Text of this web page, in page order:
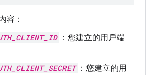
容：
：您建立的用戶端
：您建立的用